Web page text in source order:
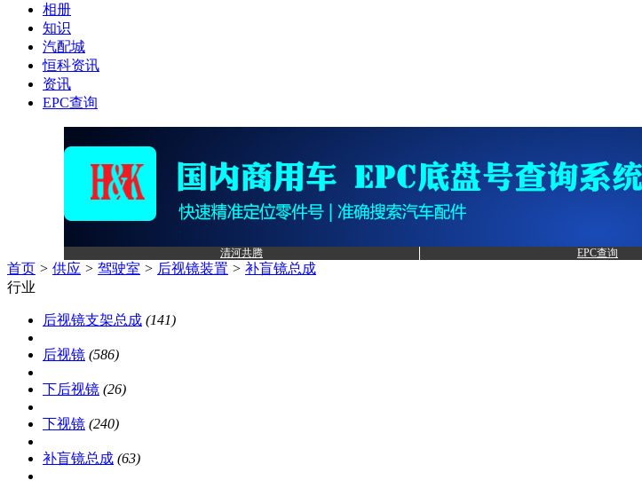
相册
知识
汽配城
恒科资讯
资讯
EPC查询
清河共腾 EPC查询
首页 > 供应 > 驾驶室 > 后视镜装置 > 补盲镜总成
行业
后视镜支架总成 (141)
后视镜 (586)
下后视镜 (26)
下视镜 (240)
补盲镜总成 (63)